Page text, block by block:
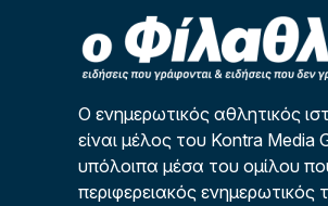
Ο ενημερωτικός αθλητικός
είναι μέλος του Kontra
υπόλοιπα μέσα του ομίλου
περιφερειακός ενημερωτικός